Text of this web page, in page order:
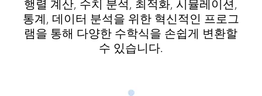
행렬 계산, 수치 분석, 최적화, 시뮬레이션,
통계, 데이터 분석을 위한 혁신적인 프로그
램을 통해 다양한 수학식을 손쉽게 변환할
수 있습니다.